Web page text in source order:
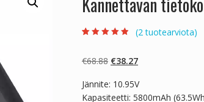
perustuen
asiakkaan
(2 tuotearviota)
€68.88 Alkuperäinen
oli:
€38.27Nykyinen
on:
Jännite: 10.95V
Kapasiteetti: 5800mAh